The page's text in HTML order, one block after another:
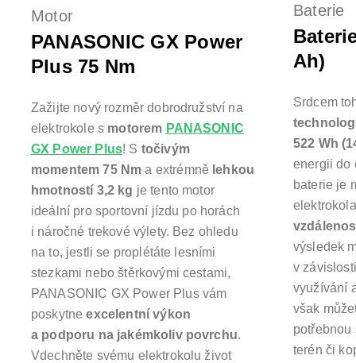
Motor
PANASONIC GX Power
Plus 75 Nm
Zažijte nový rozměr dobrodružství na
elektrokole s motorem PANASONIC
GX Power Plus! S točivým
momentem 75 Nm a extrémně lehkou
hmotností 3,2 kg je tento motor
ideální pro sportovní jízdu po horách
i náročné trekové výlety. Bez ohledu
na to, jestli se proplétáte lesními
stezkami nebo štěrkovými cestami,
PANASONIC GX Power Plus vám
poskytneexcelentní výkon
a podporu na jakémkoliv povrchu.
Vdechněte svému elektrokolu život
Baterie
Ah)
Srdcem
522 Wh
energii do
baterie je
výsledek
v
využívání
však
potřebnou
terén či